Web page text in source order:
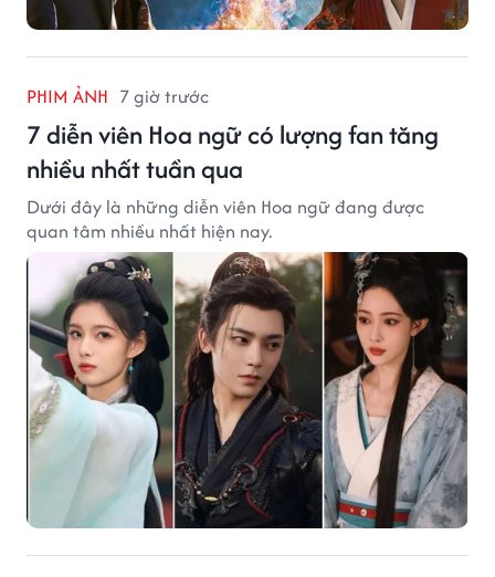
PHIM ẢNH 7 giờ trước
7 diễn viên Hoa ngữ có lượng fan tăng
nhiều nhất tuần qua
Dưới đây là những diễn viên Hoa ngữ đang được
quan tâm nhiều nhất hiện nay.